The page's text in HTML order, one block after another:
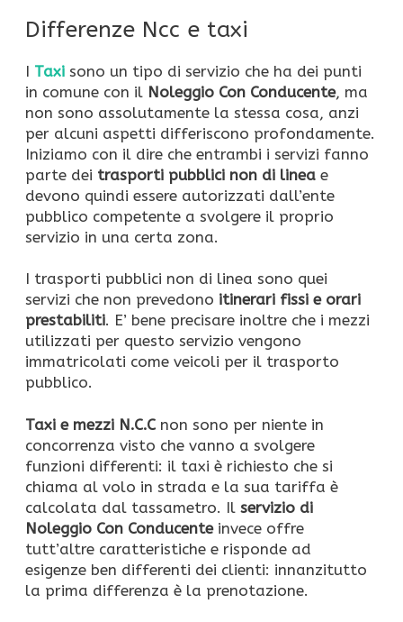
Differenze Ncc e taxi
I Taxi sono un tipo di servizio che ha dei punti
in comune con il Noleggio Con Conducente, ma
non sono assolutamente la stessa cosa, anzi
per alcuni aspetti differiscono profondamente.
Iniziamo con il dire che entrambi i servizi fanno
parte dei trasporti pubblici non di linea e
devono quindi essere autorizzati dall’ente
pubblico competente a svolgere il proprio
servizio in una certa zona.
I trasporti pubblici non di linea sono quei
servizi che non prevedono itinerari fissi e orari
prestabiliti. E’ bene precisare inoltre che i mezzi
utilizzati per questo servizio vengono
immatricolati come veicoli per il trasporto
pubblico.
Taxi e mezzi N.C.C non sono per niente in
concorrenza visto che vanno a svolgere
funzioni differenti: il taxi è richiesto che si
chiama al volo in strada e la sua tariffa è
calcolata dal tassametro. Il servizio di
Noleggio Con Conducente invece offre
tutt’altre caratteristiche e risponde ad
esigenze ben differenti dei clienti: innanzitutto
la prima differenza è la prenotazione.